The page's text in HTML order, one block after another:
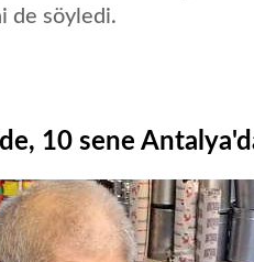
de söyledi.
10 sene